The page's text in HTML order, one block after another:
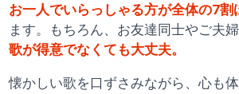
お一人でいらっしゃる方が全体の7割
ます。もちろん、お友達同士やご夫
歌が得意でなくても大丈夫。
懐かしい歌を口ずさみながら、心も